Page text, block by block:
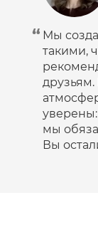
Мы
такими,
мы
Вы